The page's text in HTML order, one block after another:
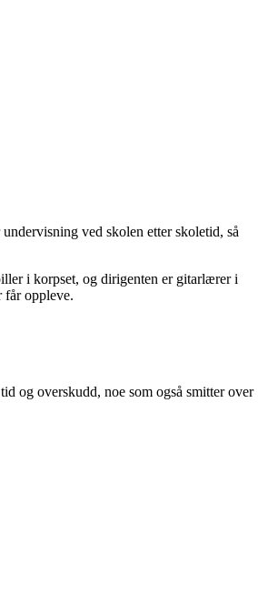
ved skolen etter skoletid, så
i korpset, og dirigenten er gitarlærer i
får oppleve.
og overskudd, noe som også smitter over